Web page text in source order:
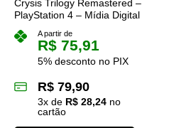
do
produto
Crysis Trilogy Remastered –
PlayStation 4 – Mídia Digital
A partir de
R$ 75,91
5% desconto no PIX
R$ 79,90
3x de R$ 28,24 no
cartão